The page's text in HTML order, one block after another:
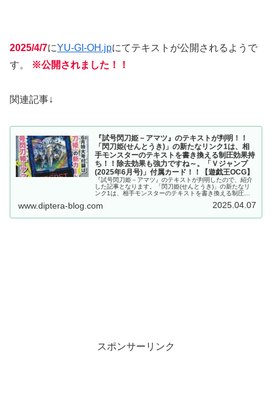
2025/4/7にYU-GI-OH.jpにてテキストが公開されるようで
す。
※公開されました！！
関連記事↓
『試号閃刀姫－アマツ』のテキストが判明！！
「閃刀姫(せんとうき)」の新たなリンク1は、相
手モンスターのテキストを書き換える制圧効果持
ち！！除去効果も強力ですね～。「Ｖジャンプ
(2025年6月号)」付属カード！！【遊戯王OCG】
『試号閃刀姫－アマツ』のテキストが判明したので、紹介
した記事となります。「閃刀姫(せんとうき)」の新たなリ
ンク1は、相手モンスターのテキストを書き換える制圧効
年6月号)」付属カード！！【遊戯王OCG】
www.diptera-blog.com 2025.04.07
スポンサーリンク